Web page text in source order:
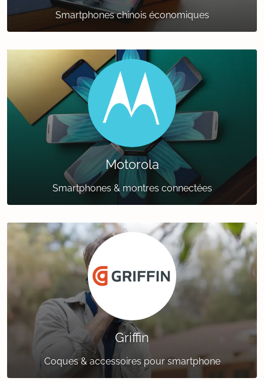
Smartphones chinois économiques
Motorola
Smartphones & montres connectées
Griffin
Coques & accessoires pour smartphone